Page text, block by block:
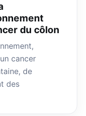
du côlon
cancer
de
des